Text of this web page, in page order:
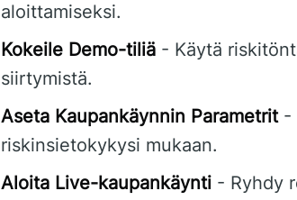
aloittamiseksi.
Kokeile Demo-tiliä - Käytä
siirtymistä.
Aseta Kaupankäynnin Parametrit-
riskinsietokykysi mukaan.
Aloita Live-kaupankäynti - Ryhdy